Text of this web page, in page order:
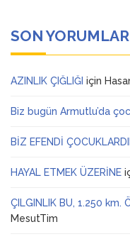
SON YORUMLAR
AZINLIK ÇIĞLIĞI için
Biz bugün Armutlu’da
BİZ EFENDİ
HAYAL ETMEK ÜZERİNE
ÇILGINLIK BU, 1.250 km.
MesutTim